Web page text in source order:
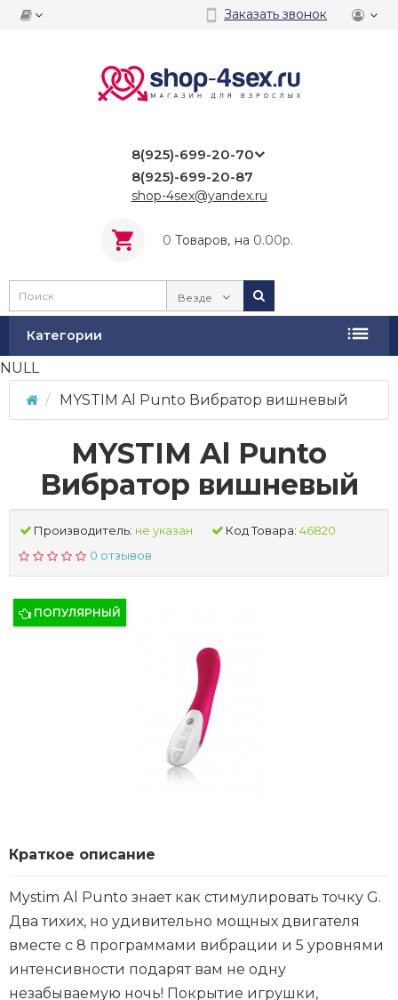
Заказать звонок
8(925)-699-20-70
8(925)-699-20-87
shop-4sex@yandex.ru
0 Tоваров, на 0.00р.
Везде
Категории
NULL
MYSTIM Al Punto Вибратор вишневый
MYSTIM Al Punto
Вибратор вишневый
Производитель: не указан Код Товара: 46820
0 отзывов
ПОПУЛЯРНЫЙ
Краткое описание
Mystim Аl Punto знает как стимулировать точку G.
Два тихих, но удивительно мощных двигателя
вместе с 8 программами вибрации и 5 уровнями
интенсивности подарят вам не одну
незабываемую ночь! Покрытие игрушки,